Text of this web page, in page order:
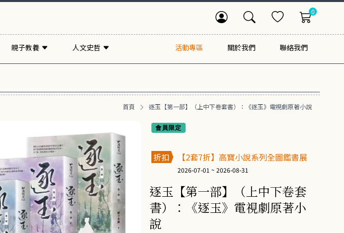
0
親子教養 人文史哲 活動專區 關於我們 聯絡我們
首頁 逐玉【第一部】（上中下卷套書）：《逐玉》電視劇原著小說
會員限定
折扣 【2套7折】高寶小說系列全圖鑑書展
2026-07-01 ~ 2026-08-31
逐玉【第一部】（上中下卷套
書）：《逐玉》電視劇原著小
說